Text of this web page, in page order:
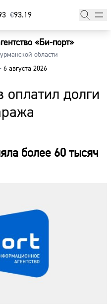
€⁠93.19
«Би-порт»
области
6 августа 2026
долги
более 60 тысяч